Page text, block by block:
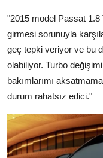
"2015 model Passat
girmesi sorunuyla
geç tepki veriyor ve bu
olabiliyor. Turbo
bakımlarımı
durum rahatsız edici."